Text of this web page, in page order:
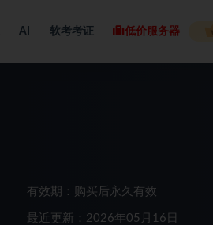
AI 软考考证 低价服务器
有效期：购买后永久有效
最近更新：2026年05月16日